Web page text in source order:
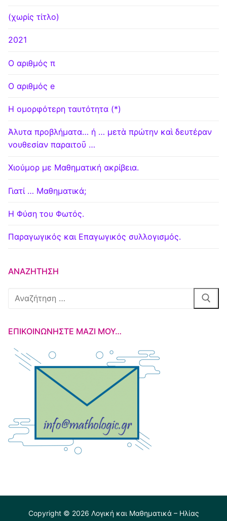
(χωρίς τίτλο)
2021
Ο αριθμός π
Ο αριθμός e
Η ομορφότερη ταυτότητα (*)
Άλυτα προβλήματα… ή … μετὰ πρώτην καὶ δευτέραν
νουθεσίαν παραιτοῦ …
Χιούμορ με Μαθηματική ακρίβεια.
Γιατί … Μαθηματικά;
Η Φύση του Φωτός.
Παραγωγικός και Επαγωγικός συλλογισμός.
ΑΝΑΖΉΤΗΣΗ
Αναζήτηση
ΕΠΙΚΟΙΝΩΝΉΣΤΕ ΜΑΖΊ ΜΟΥ…
Copyright © 2026 Λογική και Μαθηματικά – Ηλίας